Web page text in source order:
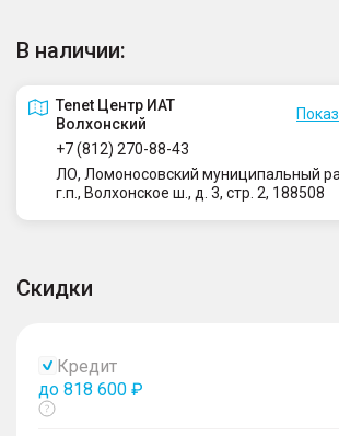
В наличии:
Tenet Центр ИАТ
Волхонский
+7 (812) 270-88-43
ЛО, Ломоносовский муниципальный
г.п., Волхонское ш., д. 3, стр. 2, 188508
Скидки
Кредит
до 818 600 ₽
Показать